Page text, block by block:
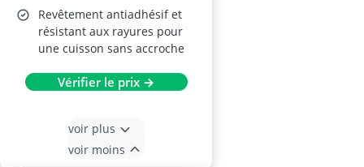
Revêtement antiadhésif et
résistant aux rayures pour
une cuisson sans accroche
Vérifier le prix →
voir plus
voir moins